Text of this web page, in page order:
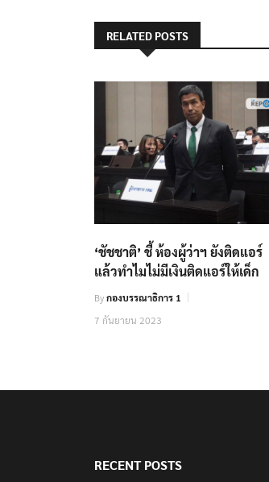
RELATED POSTS
‘ชัชชาติ’ ชี้ ห้องผู้ว่าฯ ยังติดแอร์
แล้วทำไมไม่มีเงินติดแอร์ให้เด็ก
Byกองบรรณาธิการ 1
7 กันยายน 2023
RECENT POSTS